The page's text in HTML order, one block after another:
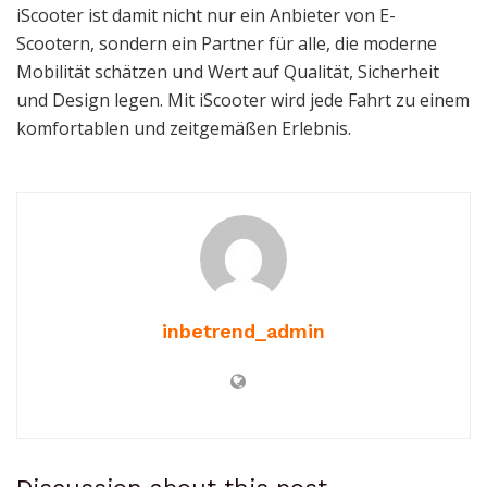
iScooter ist damit nicht nur ein Anbieter von E-
Scootern, sondern ein Partner für alle, die moderne
Mobilität schätzen und Wert auf Qualität, Sicherheit
und Design legen. Mit iScooter wird jede Fahrt zu einem
komfortablen und zeitgemäßen Erlebnis.
inbetrend_admin